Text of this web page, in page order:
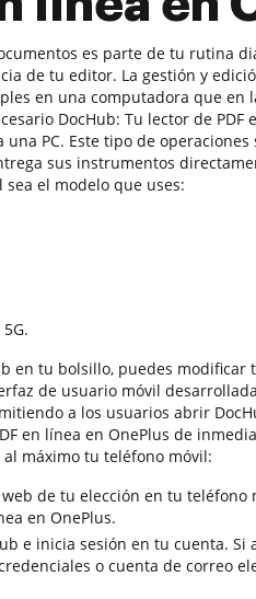
es parte de tu rutina
de tu editor. La gestión y
en una computadora que en
DocHub: Tu lector de PDF
una PC. Este tipo de
sus instrumentos
el modelo que uses:
en tu bolsillo, puedes modificar
de usuario móvil
a los usuarios abrir
en línea en OnePlus de
máximo tu teléfono móvil:
de tu elección en tu teléfono
en OnePlus.
e inicia sesión en tu cuenta. Si
o cuenta de correo